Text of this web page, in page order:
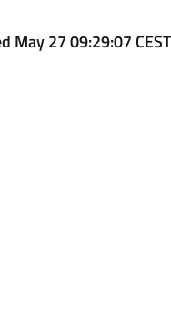
May 27 09:29:07